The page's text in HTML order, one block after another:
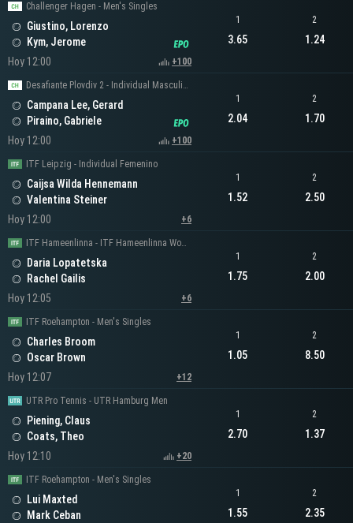
Challenger Hagen - Men's Singles
Giustino, Lorenzo
Kym, Jerome
Hoy 12:00
+100
1
3.65
2
1.24
Desafiante Plovdiv 2 - Individual Masculino
Campana Lee, Gerard
Piraino, Gabriele
Hoy 12:00
+100
1
2.04
2
1.70
ITF Leipzig - Individual Femenino
Caijsa Wilda Hennemann
Valentina Steiner
Hoy 12:00
+6
1
1.52
2
2.50
ITF Hameenlinna - ITF Hameenlinna Women's Singles
Daria Lopatetska
Rachel Gailis
Hoy 12:05
+6
1
1.75
2
2.00
ITF Roehampton - Men's Singles
Charles Broom
Oscar Brown
Hoy 12:07
+12
1
1.05
2
8.50
UTR Pro Tennis - UTR Hamburg Men
Piening, Claus
Coats, Theo
Hoy 12:10
+20
1
2.70
2
1.37
ITF Roehampton - Men's Singles
Lui Maxted
Mark Ceban
1
1.55
2
2.35